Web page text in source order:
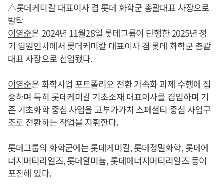
△롯데케미칼 대표이사 겸 롯데 화학군 총괄대표 사장으로
발탁
이영준은 2024년 11월28일 롯데그룹이 단행한 2025년 정
기 임원인사에서 롯데케미칼 대표이사 겸 롯데 화학군 총괄
대표 사장으로 선임됐다.
이영준은 화학사업 포트폴리오 전환 가속화 과제 수행에 집
중하며 특히 롯데케미칼 기초소재 대표이사를 겸임하며 기
존 기초화학 중심 사업을 고부가가치 스페셜티 중심 사업구
조로 전환하는 작업을 지휘한다.
롯데그룹의 화학군에는 롯데케미칼, 롯데정밀화학, 롯데에
너지머티리얼즈, 롯데알미늄, 롯데에너지머티리얼즈 등이
포진해 있다.